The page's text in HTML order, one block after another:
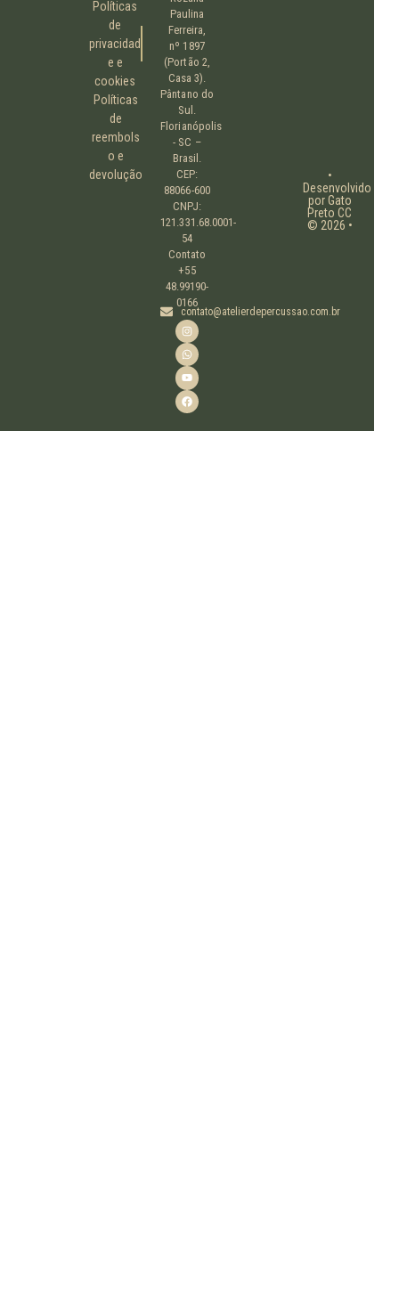
Políticas
de
privacidad
e e
cookies
Políticas
de
reembols
o e
devolução
Paulina
Ferreira,
nº 1897
(Portão 2,
Casa 3).
Pântano do
Sul.
Florianópolis
- SC –
Brasil.
CEP:
88066-600
CNPJ:
121.331.68.0001-
54
Contato
+55
48.99190-
0166
contato@atelierdepercussao.com.br
•
Desenvolvido
por Gato
Preto CC
© 2026 •